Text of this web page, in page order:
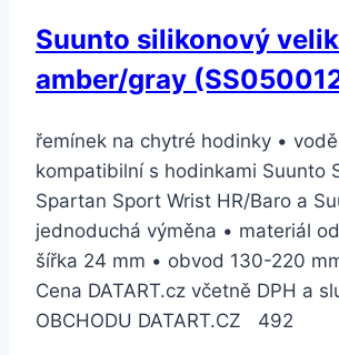
Suunto silikonový
amber/gray
řemínek na chytré hodinky •
kompatibilní s hodinkami Suunto
Spartan Sport Wrist HR/Baro a
jednoduchá výměna • materiál
šířka 24 mm • obvod 130-220
Cena DATART.cz včetně DPH a
OBCHODU DATART.CZ 492